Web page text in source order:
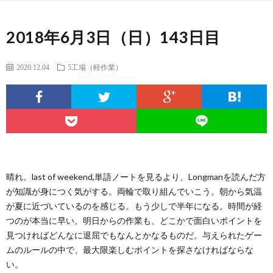
フ
ル
ラ
シ
お
合
わ
2018年6月3日（日）143日目
2020.12.04 5工場（軽作業）
晴れ。last of weekend,単語ノートを見るより、Longmanを読んだ方
が知識が身につく気がする。両輪で取り組んでいこう。朝から気温
が夏に近づいているのを感じる。もう少しで半年になる。時間が経
つのが本当に早い。明日からの作業も、どこかで面白いポイントを
見つければどんなに退屈でもなんとかなるものだ。与えられたゲー
ムのルールの中で、最大限楽しむポイントを探さなければならな
い。